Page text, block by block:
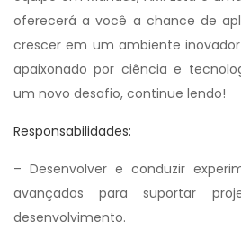
oferecerá a você a chance de
crescer em um ambiente
apaixonado por ciência e
um novo desafio, continue lendo!
Responsabilidades:
– Desenvolver e conduzir
avançados para suportar
desenvolvimento.